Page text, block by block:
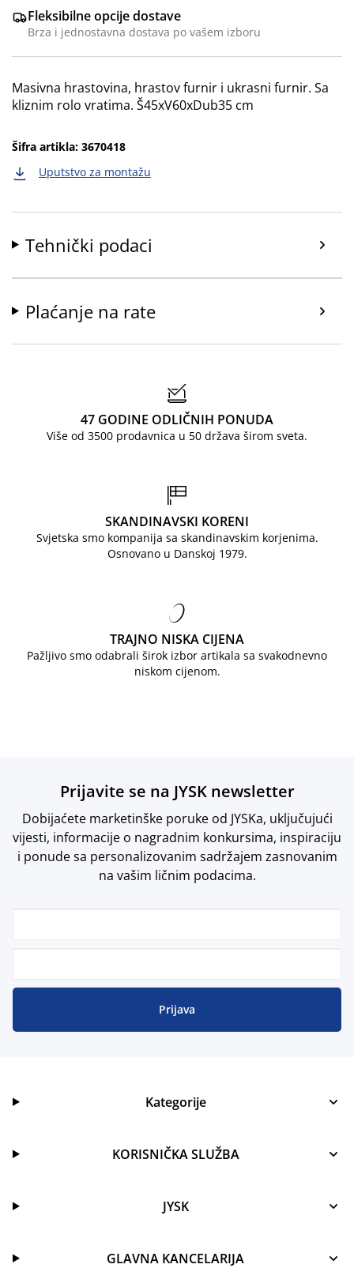
Fleksibilne opcije dostave
Brza i jednostavna dostava po vašem izboru
Masivna hrastovina, hrastov furnir i ukrasni furnir. Sa
kliznim rolo vratima. Š45xV60xDub35 cm
Šifra artikla: 3670418
Uputstvo za montažu
Tehnički podaci
Plaćanje na rate
47 GODINE ODLIČNIH PONUDA
Više od 3500 prodavnica u 50 država širom sveta.
SKANDINAVSKI KORENI
Svjetska smo kompanija sa skandinavskim korjenima.
Osnovano u Danskoj 1979.
TRAJNO NISKA CIJENA
Pažljivo smo odabrali širok izbor artikala sa svakodnevno
niskom cijenom.
Prijavite se na JYSK newsletter
Dobijaćete marketinške poruke od JYSKa, uključujući
vijesti, informacije o nagradnim konkursima, inspiraciju
i ponude sa personalizovanim sadržajem zasnovanim
na vašim ličnim podacima.
Prijava
Kategorije
KORISNIČKA SLUŽBA
JYSK
GLAVNA KANCELARIJA